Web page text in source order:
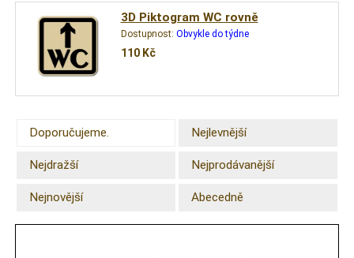
3D Piktogram WC rovně
Dostupnost: Obvykle do týdne
110 Kč
Doporučujeme. Nejlevnější
Nejdražší Nejprodávanější
Nejnovější Abecedně